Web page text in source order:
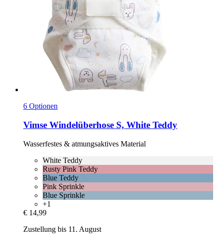
6 Optionen
Vimse Windelüberhose S, White Teddy
Wasserfestes & atmungsaktives Material
White Teddy
Rusty Pink Teddy
Blue Teddy
Pink Sprinkle
Blue Sprinkle
+1
€ 14,99
Zustellung bis 11. August